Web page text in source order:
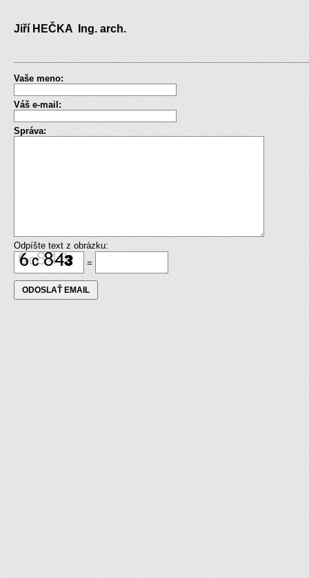
Jiří HEČKA Ing. arch.
Vaše meno:
Váš e-mail:
Správa:
Odpíšte text z obrázku:
=